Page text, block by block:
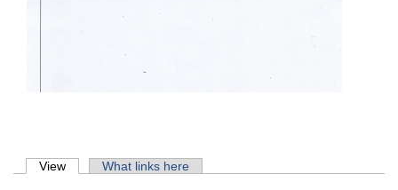
Primary tabs
View (active tab)What links here